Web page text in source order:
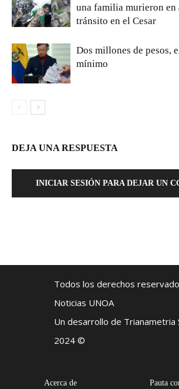
una familia murieron en
tránsito en el Cesar
Dos millones de pesos,
mínimo
DEJA UNA RESPUESTA
INICIAR SESIÓN PARA DEJAR UN
Todos los derechos
Noticias UNOA
Un desarrollo de Trianametria
2024 ©
Acerca de Pauta